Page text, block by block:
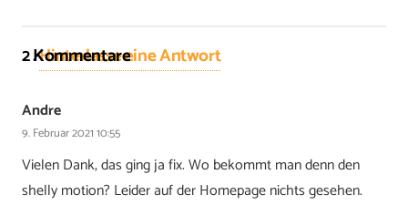
2Kommentare
.Hinterlasse eine Antwort
Andre
9. Februar 2021 10:55
Vielen Dank, das ging ja fix. Wo bekommt man denn den
shelly motion? Leider auf der Homepage nichts gesehen.